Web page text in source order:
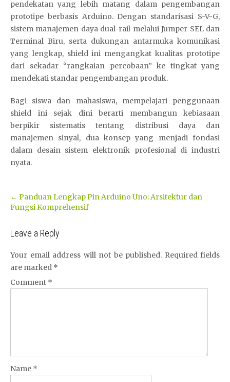
pendekatan yang lebih matang dalam pengembangan
prototipe berbasis Arduino. Dengan standarisasi S-V-G,
sistem manajemen daya dual-rail melalui Jumper SEL dan
Terminal Biru, serta dukungan antarmuka komunikasi
yang lengkap, shield ini mengangkat kualitas prototipe
dari sekadar “rangkaian percobaan” ke tingkat yang
mendekati standar pengembangan produk.
Bagi siswa dan mahasiswa, mempelajari penggunaan
shield ini sejak dini berarti membangun kebiasaan
berpikir sistematis tentang distribusi daya dan
manajemen sinyal, dua konsep yang menjadi fondasi
dalam desain sistem elektronik profesional di industri
nyata.
Post
navigation
← Panduan Lengkap Pin Arduino Uno: Arsitektur dan
Fungsi Komprehensif
Leave a Reply
Your email address will not be published. Required fields
are marked *
Comment *
Name *